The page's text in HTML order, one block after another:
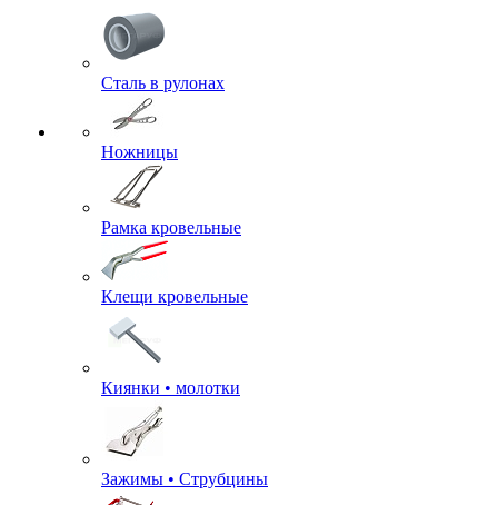
Сталь в рулонах
Ножницы
Рамка кровельные
Клещи кровельные
Киянки • молотки
Зажимы • Струбцины